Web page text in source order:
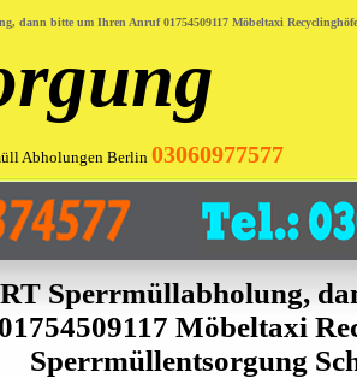
dann bitte um Ihren Anruf 01754509117 Möbeltaxi
Abholungen Berlin03060977577
Sperrmüllabholung,
Möbeltaxi
Sperrmüllentsorgung